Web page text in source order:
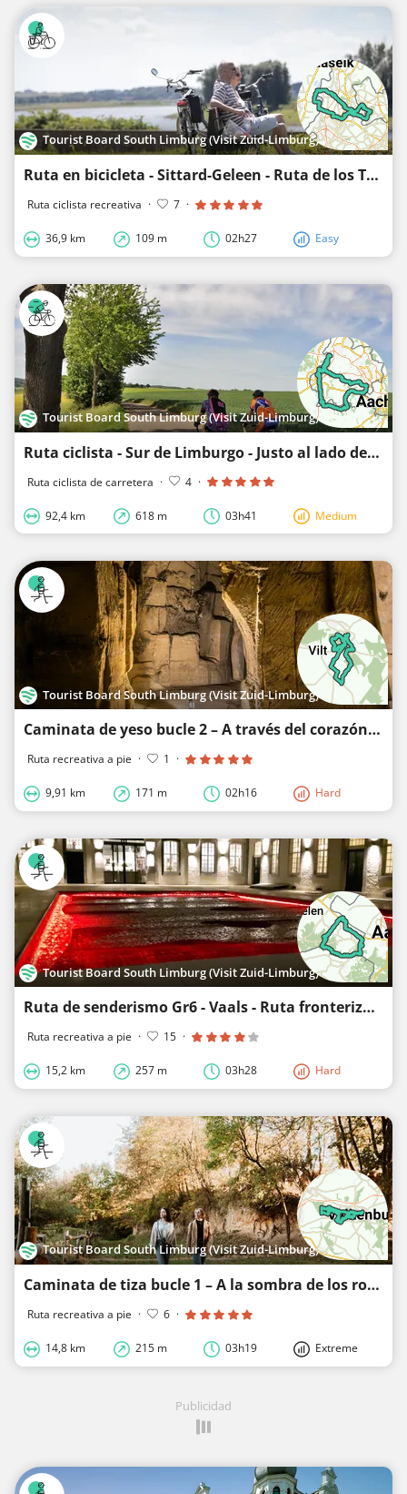
Tourist Board South Limburg (Visit Zuid-Limburg)
Ruta en bicicleta - Sittard-Geleen - Ruta de los Tres Países
Ruta ciclista recreativa · 7 ·
36,9 km 109 m 02h27 Easy
Tourist Board South Limburg (Visit Zuid-Limburg)
Ruta ciclista - Sur de Limburgo - Justo al lado del Mosa
Ruta ciclista de carretera · 4 ·
92,4 km 618 m 03h41 Medium
Tourist Board South Limburg (Visit Zuid-Limburg)
Caminata de yeso bucle 2 – A través del corazón del pueblo de piedra caliza
Ruta recreativa a pie · 1 ·
9,91 km 171 m 02h16 Hard
Tourist Board South Limburg (Visit Zuid-Limburg)
Ruta de senderismo Gr6 - Vaals - Ruta fronteriza 6 Vallis
Ruta recreativa a pie · 15 ·
15,2 km 257 m 03h28 Hard
Tourist Board South Limburg (Visit Zuid-Limburg)
Caminata de tiza bucle 1 – A la sombra de los rompehuelgas
Ruta recreativa a pie · 6 ·
14,8 km 215 m 03h19 Extreme
Publicidad